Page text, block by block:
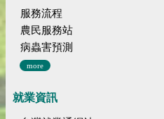
服務流程
農民服務站
病蟲害預測
more
就業資訊